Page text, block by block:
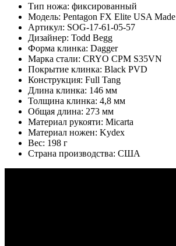
Тип ножа: фиксированный
Модель: Pentagon FX Elite USA Made
Артикул: SOG-17-61-05-57
Дизайнер: Todd Begg
Форма клинка: Dagger
Марка стали: CRYO CPM S35VN
Покрытие клинка: Black PVD
Конструкция: Full Tang
Длина клинка: 146 мм
Толщина клинка: 4,8 мм
Общая длина: 273 мм
Материал рукояти: Micarta
Материал ножен: Kydex
Вес: 198 г
Страна производства: США